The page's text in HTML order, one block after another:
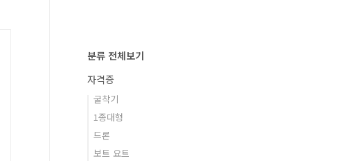
분류 전체보기
자격증
굴착기
1종대형
드론
보트 요트